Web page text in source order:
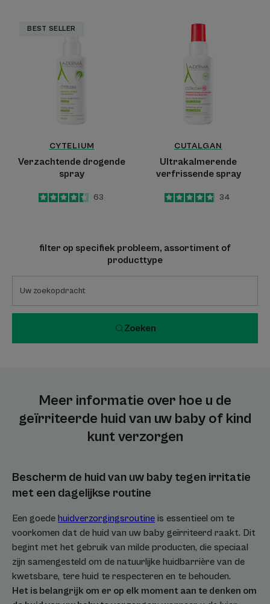
drogende
BEST SELLER
CYTELIUM
Verzachtende drogende
spray
4.4
/5
63
Ultrakalmerende
CUTALGAN
Ultrakalmerende
verfrissende spray
4.9
/
5
34
filter op specifiek probleem, assortiment of
producttype
Zoeken
Meer informatie over hoe u de
geïrriteerde huid van uw baby of kind
kunt verzorgen
Bescherm de huid van uw baby tegen irritatie
met een dagelijkse routine
Een goede huidverzorgingsroutine is essentieel om te
voorkomen dat de huid van uw baby geïrriteerd raakt. Dit
begint met het gebruik van milde producten, die speciaal
zijn samengesteld om de natuurlijke huidbarrière van de
kwetsbare, tere huid te respecteren en te behouden.
Het is belangrijk om er op elk moment aan te denken om